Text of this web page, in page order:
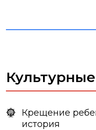
Крещение
история